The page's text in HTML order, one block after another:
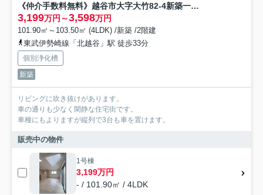
《仲介手数料無料》越谷市大字大竹82-4新築一戸建てZut PLUS+
3,199万円～3,598万円
101.90㎡～103.50㎡ (4LDK) /新築 /2階建
東武伊勢崎線「北越谷」駅 徒歩33分
個別浄化槽
新築
リビングに吹き抜けがあります。
車の通りも少なく閑静な住宅街です。
車種にもよりますが縦列で3台も車を置けます。
販売中の物件
1号棟
3,199万円
- / 101.90㎡ / 4LDK